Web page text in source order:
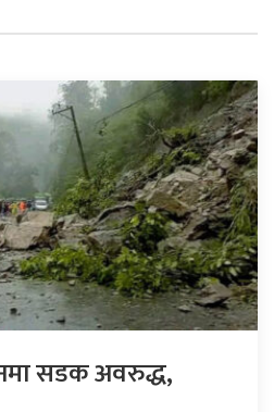
सडक अवरुद्ध,